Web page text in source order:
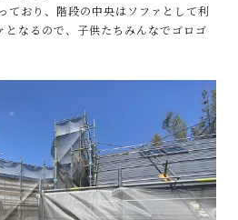
ており、階段の中央はソファとして利
となるので、子供たちみんなでゴロゴ